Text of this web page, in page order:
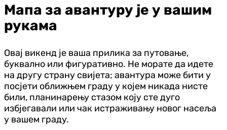
Мапа за авантуру је у вашим
рукама
Овај викенд је ваша прилика за путовање,
буквално или фигуративно. Не морате да идете
на другу страну свијета; авантура може бити у
посјети оближњем граду у којем никада нисте
били, планинарењу стазом коју сте дуго
избјегавали или чак истраживању новог насеља
у вашем граду.